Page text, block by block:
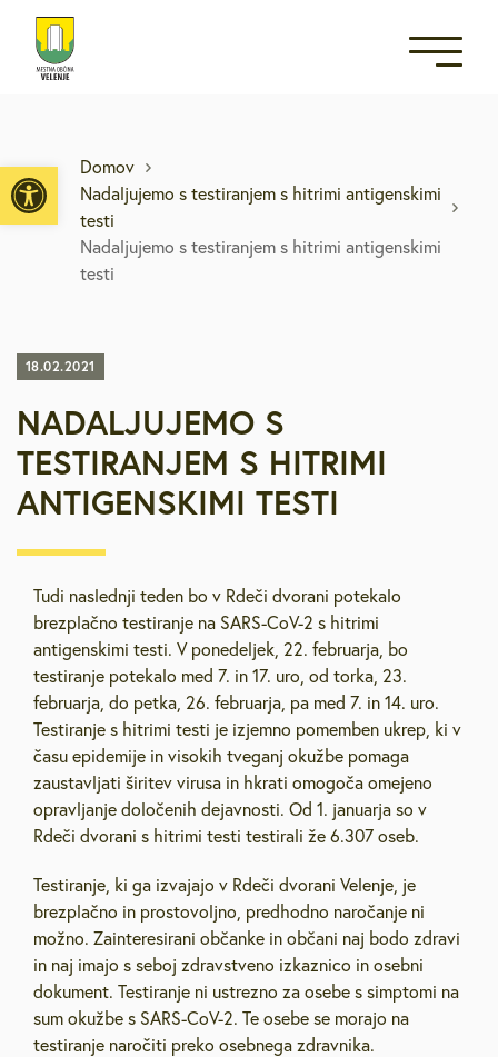
Open toolbar
Domov
Nadaljujemo s testiranjem s hitrimi antigenskimi
testi
Nadaljujemo s testiranjem s hitrimi antigenskimi
testi
18.02.2021
NADALJUJEMO S
TESTIRANJEM S HITRIMI
ANTIGENSKIMI TESTI
Tudi naslednji teden bo v Rdeči dvorani potekalo
brezplačno testiranje na SARS-CoV-2 s hitrimi
antigenskimi testi. V ponedeljek, 22. februarja, bo
testiranje potekalo med 7. in 17. uro, od torka, 23.
februarja, do petka, 26. februarja, pa med 7. in 14. uro.
Testiranje s hitrimi testi je izjemno pomemben ukrep, ki v
času epidemije in visokih tveganj okužbe pomaga
zaustavljati širitev virusa in hkrati omogoča omejeno
opravljanje določenih dejavnosti. Od 1. januarja so v
Rdeči dvorani s hitrimi testi testirali že 6.307 oseb.
Testiranje, ki ga izvajajo v Rdeči dvorani Velenje, je
brezplačno in prostovoljno, predhodno naročanje ni
možno. Zainteresirani občanke in občani naj bodo zdravi
in naj imajo s seboj zdravstveno izkaznico in osebni
dokument. Testiranje ni ustrezno za osebe s simptomi na
sum okužbe s SARS-CoV-2. Te osebe se morajo na
testiranje naročiti preko osebnega zdravnika.